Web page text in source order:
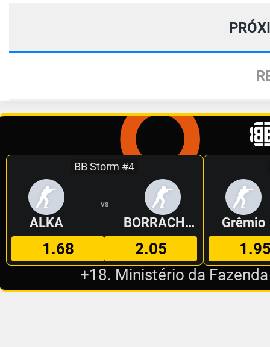
BB Storm #4
ALKA
VS
BORRACHEIROS
1.68 2.05
Grêmio
+18. Ministério da